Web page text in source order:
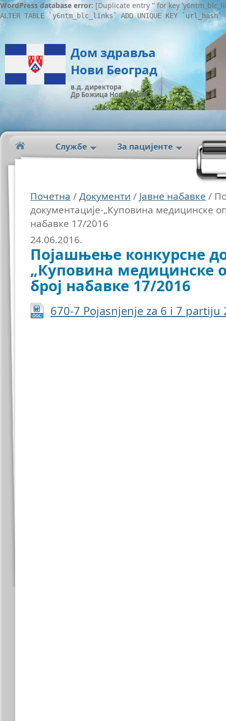
WordPress database error: [Duplicate entry '' for key
ALTER TABLE `y6ntm_blc_links` ADD UNIQUE KEY
Дом здравља
Нови Београд
в.д. директора
Др Божица Новаковић
Службе За пацијенте
Почетна /Документи / Јавне набавке /
документације-„Куповина медицинске
набавке 17/2016
24.06.2016.
Појашњење конкурсне
„Куповина медицинске
број набавке 17/2016
670-7 Pojasnjenje za 6 i 7 partiju